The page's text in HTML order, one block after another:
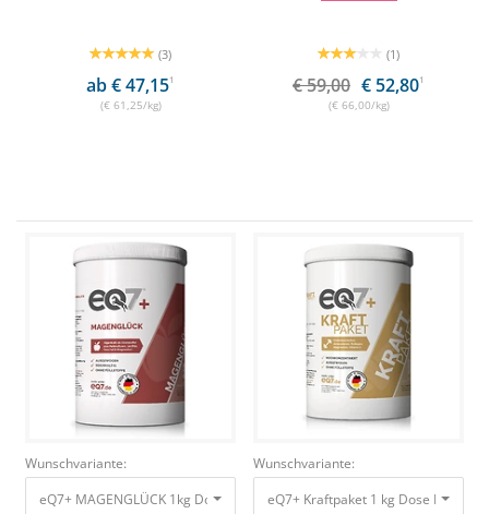
(3)
ab € 47,151
(€ 61,25/kg)
(1)
€ 59,00 € 52,801
(€ 66,00/kg)
Wunschvariante:
eQ7+ MAGENGLÜCK 1kg Dose Magen49,00 €44,33 €
Wunschvariante:
eQ7+ Kraftpaket 1 kg Dose Masse